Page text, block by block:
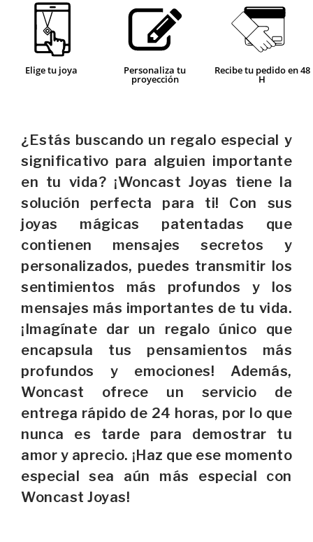
Elige tu joya Personaliza tu
proyección
Recibe tu pedido en 48
H
¿Estás buscando un regalo especial y
significativo para alguien importante
en tu vida? ¡Woncast Joyas tiene la
solución perfecta para ti! Con sus
joyas mágicas patentadas que
contienen mensajes secretos y
personalizados, puedes transmitir los
sentimientos más profundos y los
mensajes más importantes de tu vida.
¡Imagínate dar un regalo único que
encapsula tus pensamientos más
profundos y emociones! Además,
Woncast ofrece un servicio de
entrega rápido de 24 horas, por lo que
nunca es tarde para demostrar tu
amor y aprecio. ¡Haz que ese momento
especial sea aún más especial con
Woncast Joyas!